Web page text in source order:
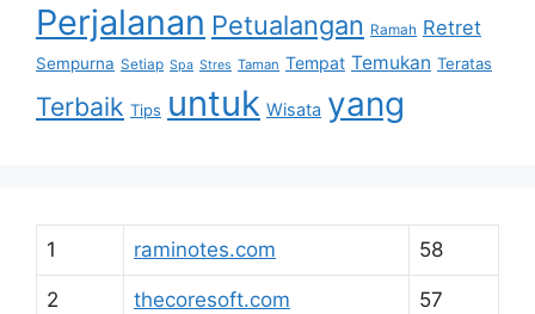
Perjalanan Petualangan Ramah Retret
Sempurna Setiap Spa Stres Taman Tempat Temukan Teratas
Terbaik Tips untuk Wisata yang
1 raminotes.com 58
2 thecoresoft.com 57